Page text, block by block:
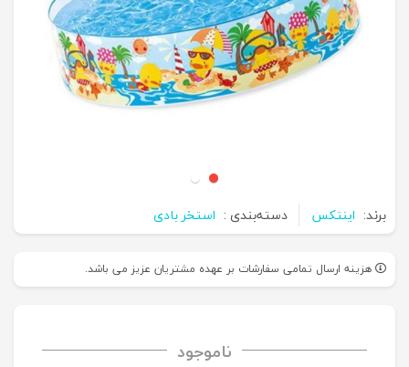
برند: اینتکس دسته‌بندی : استخر بادی
هزینه ارسال تمامی سفارشات بر عهده مشتریان عزیز می باشد.
ناموجود